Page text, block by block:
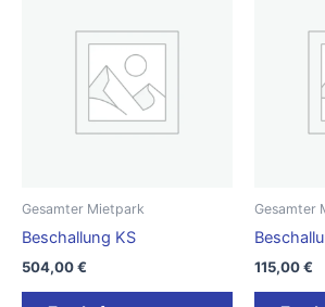
Gesamter Mietpark
Beschallung KS
504,00€
Gesamter
115,00€